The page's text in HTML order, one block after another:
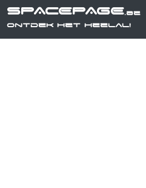
SPACEPAGE.be
Ontdek het heelal!